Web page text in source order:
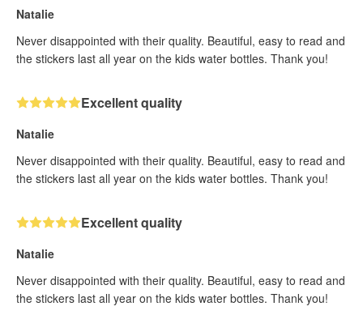
Natalie
Never disappointed with their quality. Beautiful, easy to read and
the stickers last all year on the kids water bottles. Thank you!
Excellent quality
Natalie
Never disappointed with their quality. Beautiful, easy to read and
the stickers last all year on the kids water bottles. Thank you!
Excellent quality
Natalie
Never disappointed with their quality. Beautiful, easy to read and
the stickers last all year on the kids water bottles. Thank you!